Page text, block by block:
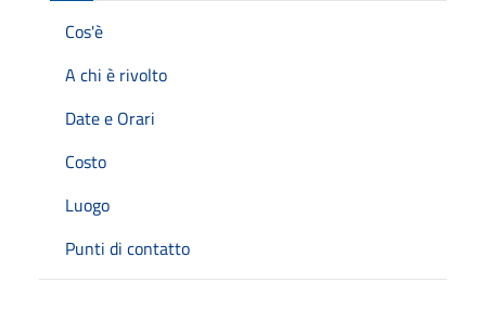
Cos'è
A chi è rivolto
Date e Orari
Costo
Luogo
Punti di contatto